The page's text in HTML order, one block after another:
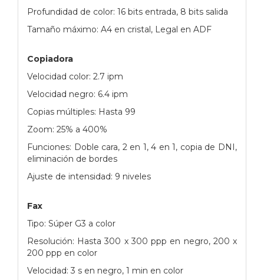
Profundidad de color: 16 bits entrada, 8 bits salida
Tamaño máximo: A4 en cristal, Legal en ADF
Copiadora
Velocidad color: 2.7 ipm
Velocidad negro: 6.4 ipm
Copias múltiples: Hasta 99
Zoom: 25% a 400%
Funciones: Doble cara, 2 en 1, 4 en 1, copia de DNI,
eliminación de bordes
Ajuste de intensidad: 9 niveles
Fax
Tipo: Súper G3 a color
Resolución: Hasta 300 x 300 ppp en negro, 200 x
200 ppp en color
Velocidad: 3 s en negro, 1 min en color